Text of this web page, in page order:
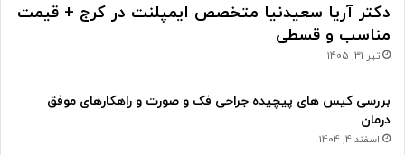
دکتر آریا سعیدنیا متخصص ایمپلنت در کرج + قیمت
مناسب و قسطی
تیر 31, 1405
بررسی کیس های پیچیده جراحی فک و صورت و راهکارهای موفق
درمان
اسفند 4, 1404